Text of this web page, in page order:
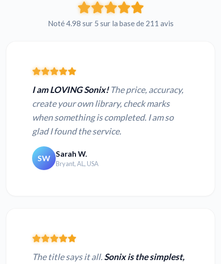
Noté 4.98 sur 5 sur la base de 211 avis
I am LOVING Sonix!The price, accuracy,
create your own library, check marks
when something is completed. I am so
glad I found the service.
SW Sarah W.
Bryant, AL, USA
The title says it all. Sonix is the simplest,